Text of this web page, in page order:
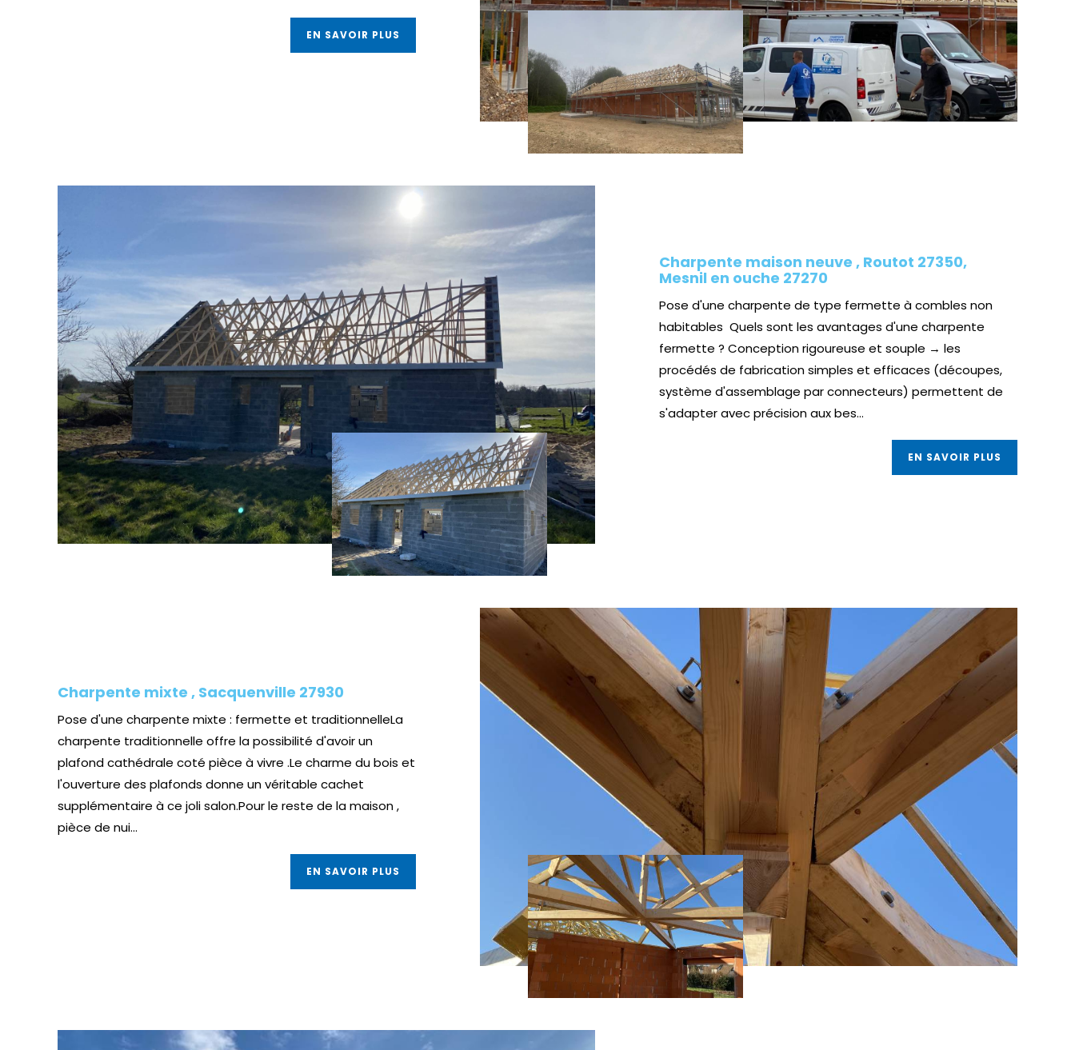
EN SAVOIR PLUS
Charpente maison neuve , Routot 27350,
Mesnil en ouche 27270
Pose d'une charpente de type fermette à combles non
habitables Quels sont les avantages d'une charpente
fermette ? Conception rigoureuse et souple → les
procédés de fabrication simples et efficaces (découpes,
système d'assemblage par connecteurs) permettent de
s'adapter avec précision aux bes...
EN SAVOIR PLUS
Charpente mixte , Sacquenville 27930
Pose d'une charpente mixte : fermette et traditionnelleLa
charpente traditionnelle offre la possibilité d'avoir un
plafond cathédrale coté pièce à vivre .Le charme du bois et
l'ouverture des plafonds donne un véritable cachet
supplémentaire à ce joli salon.Pour le reste de la maison ,
pièce de nui...
EN SAVOIR PLUS